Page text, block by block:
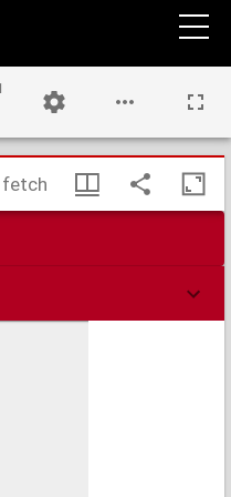
Bevordering van den Landbouw, te
men het tegenwoordig ras van
kunnen brengen, het zy door
wel door eene meerdere
jonge paarden, als anderzins?
fetch